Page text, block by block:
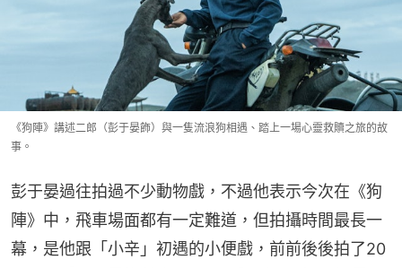
《狗陣》講述二郎（彭于晏飾）與一隻流浪狗相遇、踏上一場心靈救贖之旅的故
事。
彭于晏過往拍過不少動物戲，不過他表示今次在《狗
陣》中，飛車場面都有一定難道，但拍攝時間最長一
幕，是他跟「小辛」初遇的小便戲，前前後後拍了20